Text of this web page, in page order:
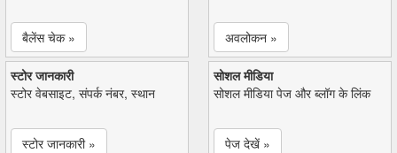
बैलेंस चेक » अवलोकन »
स्टोर जानकारी
स्टोर वेबसाइट, संपर्क नंबर, स्थान
स्टोर जानकारी »
सोशल मीडिया
सोशल मीडिया पेज और ब्लॉग के लिंक
पेज देखें »